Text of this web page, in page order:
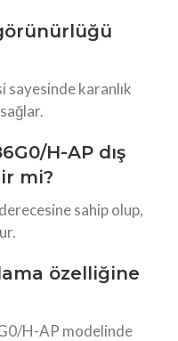
karanlık
H-AP dış
mi?
sahip olup,
özelliğine
H-AP modelinde